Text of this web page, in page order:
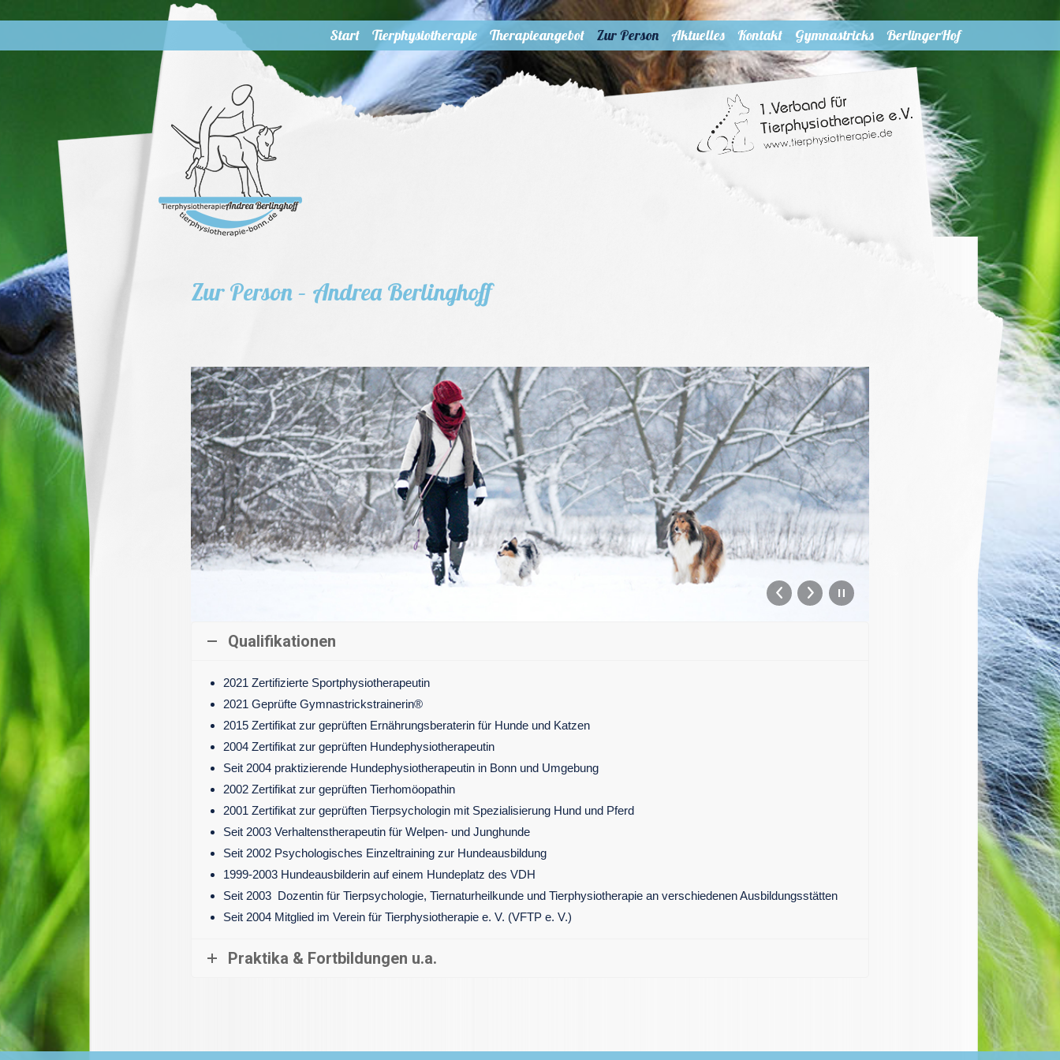
Start Tierphysiotherapie Therapieangebot Zur Person Aktuelles Kontakt Gymnastricks BerlingerHof
Zur Person – Andrea Berlinghoff
Qualifikationen
2021 Zertifizierte Sportphysiotherapeutin
2021 Geprüfte Gymnastrickstrainerin®
2015 Zertifikat zur geprüften Ernährungsberaterin für Hunde und Katzen
2004 Zertifikat zur geprüften Hundephysiotherapeutin
Seit 2004 praktizierende Hundephysiotherapeutin in Bonn und Umgebung
2002 Zertifikat zur geprüften Tierhomöopathin
2001 Zertifikat zur geprüften Tierpsychologin mit Spezialisierung Hund und Pferd
Seit 2003 Verhaltenstherapeutin für Welpen- und Junghunde
Seit 2002 Psychologisches Einzeltraining zur Hundeausbildung
1999-2003 Hundeausbilderin auf einem Hundeplatz des VDH
Seit 2003 Dozentin für Tierpsychologie, Tiernaturheilkunde und Tierphysiotherapie an verschiedenen Ausbildungsstätten
Seit 2004 Mitglied im Verein für Tierphysiotherapie e. V. (VFTP e. V.)
Praktika & Fortbildungen u.a.
Start Tierphysiotherapie Therapieangebot Zur Person Aktuelles Kontakt Gymnastricks BerlingerHof